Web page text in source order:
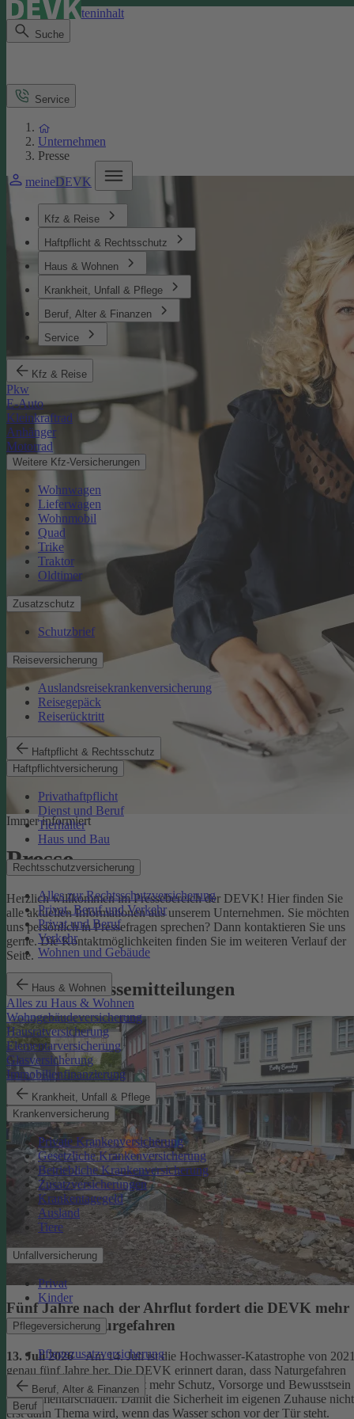
Direkt zum Seiteninhalt
Suche
meineDEVK
Kfz & Reise
Haftpflicht & Rechtsschutz
Haus & Wohnen
Krankheit, Unfall & Pflege
Beruf, Alter & Finanzen
Service
Kfz & Reise
Pkw
E-Auto
Kleinkraftrad
Anhänger
Motorrad
Weitere Kfz-Versicherungen
Wohnwagen
Lieferwagen
Wohnmobil
Quad
Trike
Traktor
Oldtimer
Zusatzschutz
Schutzbrief
Reiseversicherung
Auslandsreisekrankenversicherung
Reisegepäck
Reiserücktritt
Haftpflicht & Rechtsschutz
Haftpflichtversicherung
Privathaftpflicht
Dienst und Beruf
Tierhalter
Haus und Bau
Rechtsschutzversicherung
Alles zur Rechtsschutzversicherung
Privat, Beruf und Verkehr
Privat und Beruf
Verkehr
Wohnen und Gebäude
Haus & Wohnen
Alles zu Haus & Wohnen
Wohngebäudeversicherung
Hausratversicherung
Elementarversicherung
Glasversicherung
Immobilienfinanzierung
Krankheit, Unfall & Pflege
Krankenversicherung
Private Krankenversicherung
Gesetzliche Krankenversicherung
Betriebliche Krankenversicherung
Zusatzversicherungen
Krankentagegeld
Ausland
Tiere
Unfallversicherung
Privat
Kinder
Pflegeversicherung
Pflegezusatzversicherung
Beruf, Alter & Finanzen
Beruf
Service
Unternehmen
Presse
Immer informiert
Presse
Herzlich willkommen im Pressebereich der DEVK! Hier finden Sie
alle aktuellen Informationen aus unserem Unternehmen. Sie möchten
uns persönlich in Pressefragen sprechen? Dann kontaktieren Sie uns
gerne. Die Kontaktmöglichkeiten finden Sie im weiteren Verlauf der
Seite.
Aktuelle Pressemitteilungen
Fünf Jahre nach der Ahrflut fordert die DEVK mehr
Schutz vor Naturgefahren
13. Juli 2026– Am 14. Juli ist die Hochwasser-Katastrophe von
genau fünf Jahre her. Die DEVK erinnert daran, dass Naturgefahren
überall drohen – und fordert mehr Schutz, Vorsorge und Bewusstsein
für Elementarschäden. Damit die Sicherheit im eigenen Zuhause nicht
erst dann Thema wird, wenn das Wasser schon vor der Tür steht.